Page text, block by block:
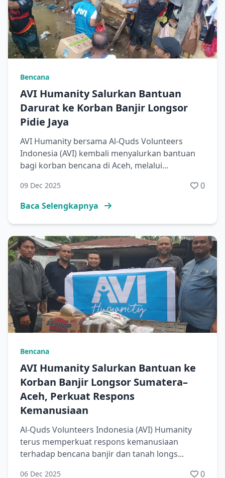
Bencana
AVI Humanity Salurkan Bantuan
Darurat ke Korban Banjir Longsor
Pidie Jaya
AVI Humanity bersama Al-Quds Volunteers
Indonesia (AVI) kembali menyalurkan bantuan
bagi korban bencana di Aceh, melalui...
09 Dec 2025
0
Baca Selengkapnya
Bencana
AVI Humanity Salurkan Bantuan ke
Korban Banjir Longsor Sumatera–
Aceh, Perkuat Respons
Kemanusiaan
Al-Quds Volunteers Indonesia (AVI) Humanity
terus memperkuat respons kemanusiaan
terhadap bencana banjir dan tanah longs...
06 Dec 2025 0